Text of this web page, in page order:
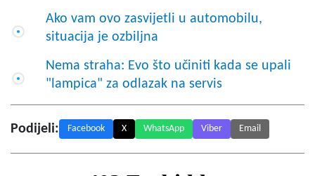
Ako vam ovo zasvijetli u automobilu,
situacija je ozbiljna
Nema straha: Evo što učiniti kada se upali
"lampica" za odlazak na servis
Podijeli: Facebook X WhatsApp Viber Email